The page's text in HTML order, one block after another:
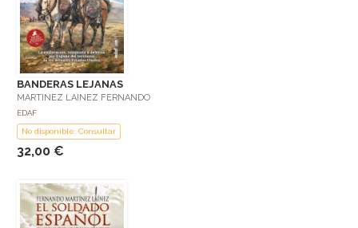
BANDERAS LEJANAS
MARTINEZ LAINEZ FERNANDO
EDAF
No disponible: Consultar
32,00 €